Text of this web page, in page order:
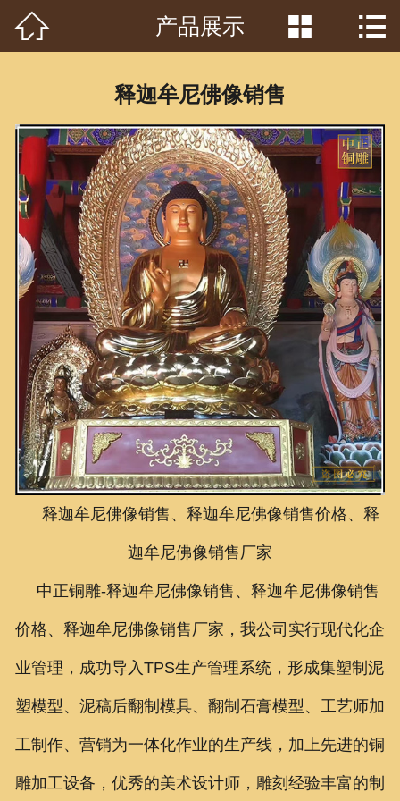
首页
产品中心
客户见证
常识问答
新闻资讯
荣誉资质
泥塑鉴赏
联系我们
 产品展示  
释迦牟尼佛像销售
释迦牟尼佛像销售、释迦牟尼佛像销售价格、释
迦牟尼佛像销售厂家
中正铜雕-释迦牟尼佛像销售、释迦牟尼佛像销售
价格、释迦牟尼佛像销售厂家 ，我公司实行现代化企
业管理，成功导入TPS生产管理系统，形成集塑制泥
塑模型、泥稿后翻制模具、翻制石膏模型、工艺师加
工制作、营销为一体化作业的生产线，加上先进的铜
雕加工设备，优秀的美术设计师，雕刻经验丰富的制